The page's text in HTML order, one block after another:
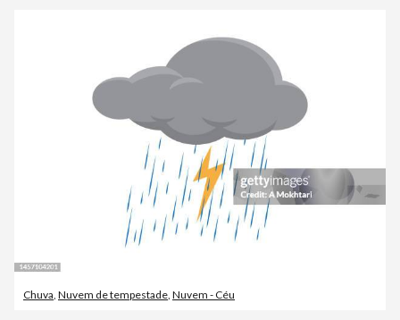
Chuva, Nuvem de tempestade, Nuvem - Céu